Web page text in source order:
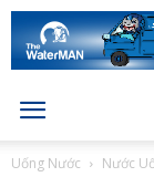
Uống Nước Nước